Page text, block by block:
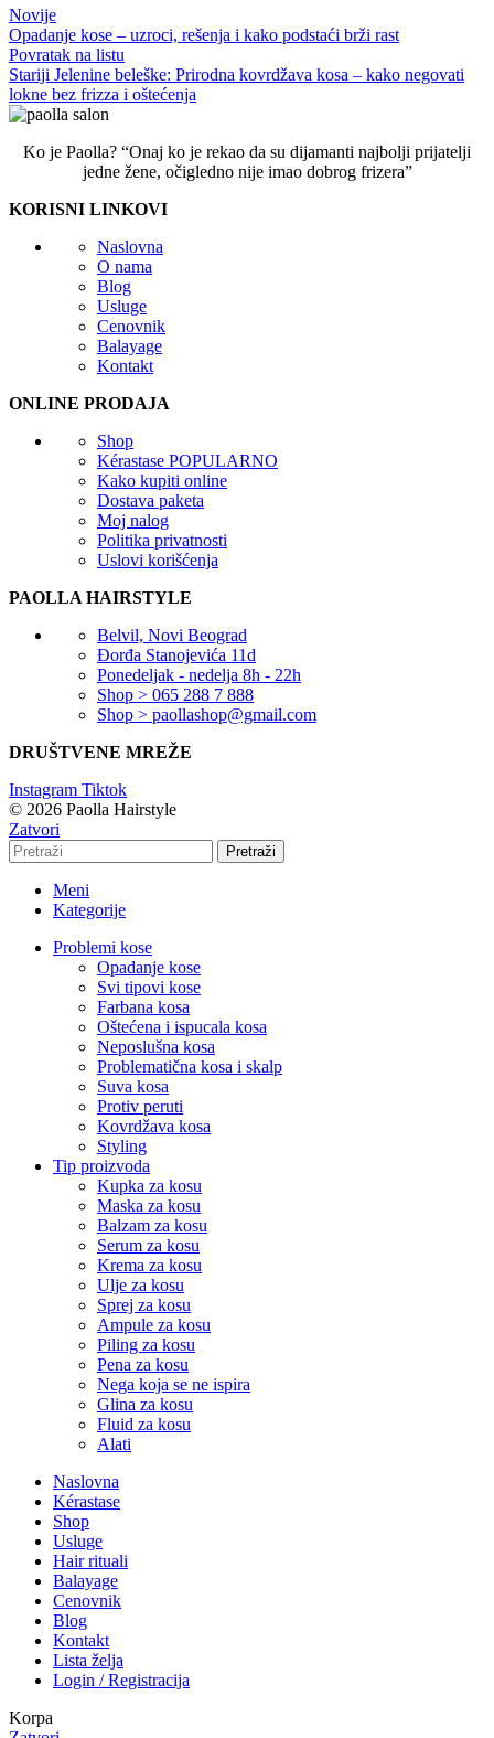
Novije
Opadanje kose – uzroci, rešenja i kako podstaći brži rast
Povratak na listu
Stariji Jelenine beleške: Prirodna kovrdžava kosa – kako negovati
lokne bez frizza i oštećenja
Ko je Paolla? “Onaj ko je rekao da su dijamanti najbolji prijatelji
jedne žene, očigledno nije imao dobrog frizera”
KORISNI LINKOVI
Naslovna
O nama
Blog
Usluge
Cenovnik
Balayage
Kontakt
ONLINE PRODAJA
Shop
Kérastase POPULARNO
Kako kupiti online
Dostava paketa
Moj nalog
Politika privatnosti
Uslovi korišćenja
PAOLLA HAIRSTYLE
Belvil, Novi Beograd
Đorđa Stanojevića 11d
Ponedeljak - nedelja 8h - 22h
Shop > 065 288 7 888
Shop > paollashop@gmail.com
DRUŠTVENE MREŽE
Instagram Tiktok
© 2026 Paolla Hairstyle
Zatvori
Pretraži
Meni
Kategorije
Problemi kose
Opadanje kose
Svi tipovi kose
Farbana kosa
Oštećena i ispucala kosa
Neposlušna kosa
Problematična kosa i skalp
Suva kosa
Protiv peruti
Kovrdžava kosa
Styling
Tip proizvoda
Kupka za kosu
Maska za kosu
Balzam za kosu
Serum za kosu
Krema za kosu
Ulje za kosu
Sprej za kosu
Ampule za kosu
Piling za kosu
Pena za kosu
Nega koja se ne ispira
Glina za kosu
Fluid za kosu
Alati
Naslovna
Kérastase
Shop
Usluge
Hair rituali
Balayage
Cenovnik
Blog
Kontakt
Lista želja
Login / Registracija
Korpa